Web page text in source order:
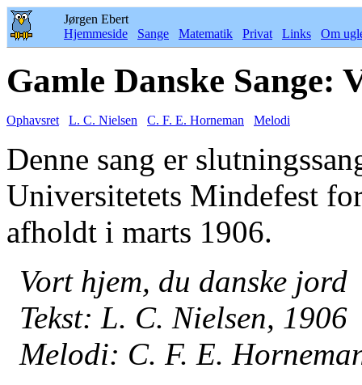
Jørgen Ebert
Hjemmeside
Sange Matematik Privat Links Om
Gamle Danske Sange:
Ophavsret L. C. Nielsen C. F. E. Horneman Melodi
Denne sang er
Universitetets Mindefest
afholdt i marts 1906.
Vort hjem, du danske jord
Tekst: L. C. Nielsen, 1906
Melodi: C. F. E.